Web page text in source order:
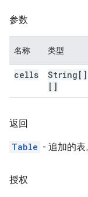
参数
名称 类型
cells
String[]
[]
返回
Table - 追加的表
授权